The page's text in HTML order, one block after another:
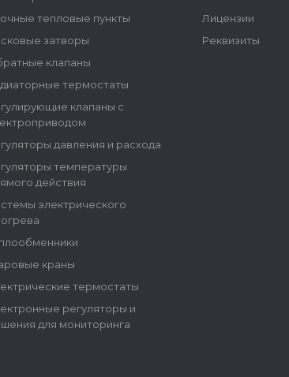
тепловые пункты
затворы
клапаны
термостаты
клапаны с
давления и расхода
температуры
действия
электрического
краны
термостаты
регуляторы и
для мониторинга
Лицензии
Реквизиты